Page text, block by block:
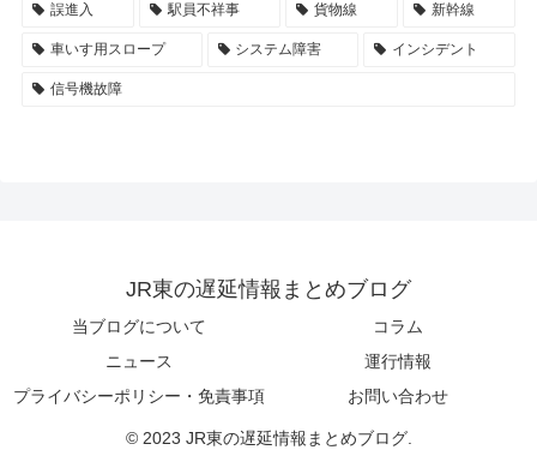
誤進入 駅員不祥事 貨物線 新幹線
車いす用スロープ システム障害 インシデント
信号機故障
JR東の遅延情報まとめブログ
当ブログについて
コラム
ニュース
運行情報
プライバシーポリシー・免責事項
お問い合わせ
© 2023 JR東の遅延情報まとめブログ.